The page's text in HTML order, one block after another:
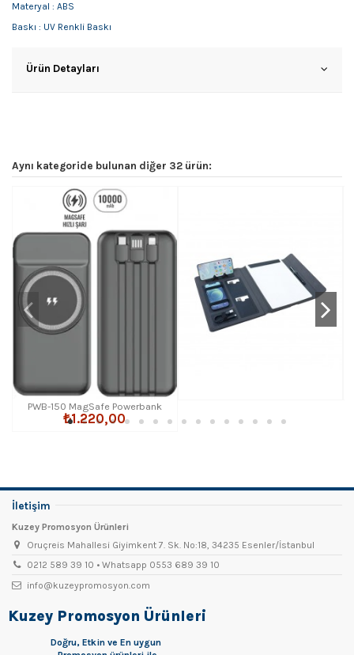
Materyal : ABS
Baskı : UV Renkli Baskı
Ürün Detayları
Aynı kategoride bulunan diğer 32 ürün:
PWB-150 MagSafe Powerbank
10000 mAh
₺1.220,00
İletişim
Kuzey Promosyon Ürünleri
Oruçreis Mahallesi Giyimkent 7. Sk. No:18, 34235 Esenler/İstanbul
0212 589 39 10 • Whatsapp 0553 689 39 10
info@kuzeypromosyon.com
Kuzey Promosyon Ürünleri
Doğru, Etkin ve En uygun